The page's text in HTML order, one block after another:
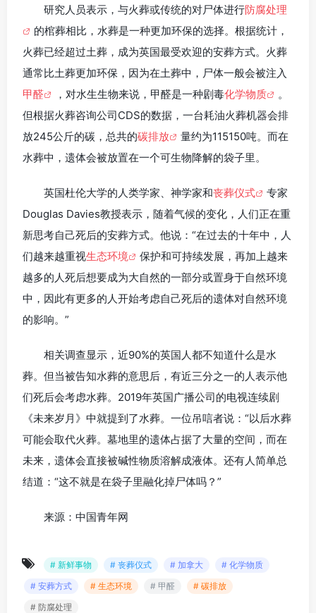
研究人员表示，与火葬或传统的对尸体进行防腐处理
的棺葬相比，水葬是一种更加环保的选择。根据统计，
火葬已经超过土葬，成为英国最受欢迎的安葬方式。火葬
通常比土葬更加环保，因为在土葬中，尸体一般会被注入
甲醛
，对水生生物来说，甲醛是一种剧毒化学物质
。
但根据火葬咨询公司CDS的数据，一台耗油火葬机器会排
放245公斤的碳，总共的碳排放
量约为115150吨。而在
水葬中，遗体会被放置在一个可生物降解的袋子里。
英国杜伦大学的人类学家、神学家和丧葬仪式
专家
Douglas Davies教授表示，随着气候的变化，人们正在重
新思考自己死后的安葬方式。他说：“在过去的十年中，人
们越来越重视生态环境
保护和可持续发展，再加上越来
越多的人死后想要成为大自然的一部分或置身于自然环境
中，因此有更多的人开始考虑自己死后的遗体对自然环境
的影响。”
相关调查显示，近90%的英国人都不知道什么是水
葬。但当被告知水葬的意思后，有近三分之一的人表示他
们死后会考虑水葬。2019年英国广播公司的电视连续剧
《未来岁月》中就提到了水葬。一位吊唁者说：“以后水葬
可能会取代火葬。墓地里的遗体占据了大量的空间，而在
未来，遗体会直接被碱性物质溶解成液体。还有人简单总
结道：“这不就是在袋子里融化掉尸体吗？”
来源：中国青年网
# 新鲜事物 # 丧葬仪式 # 加拿大
# 化学物质
# 安葬方式
# 生态环境 # 甲醛
# 碳排放
# 防腐处理